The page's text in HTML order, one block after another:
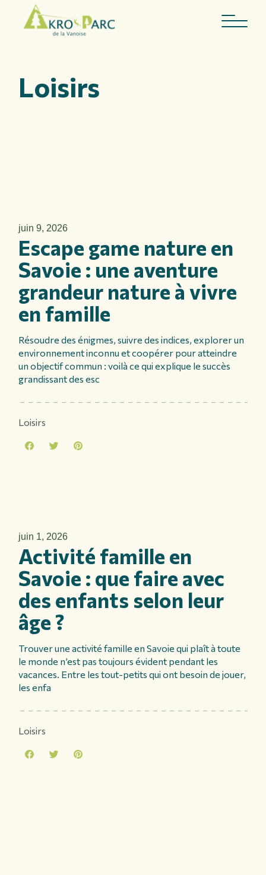
content
Loisirs
juin 9, 2026
Escape game nature en
Savoie : une aventure
grandeur nature à vivre
en famille
Résoudre des énigmes, suivre des indices, explorer un
environnement inconnu et coopérer pour atteindre
un objectif commun : voilà ce qui explique le succès
grandissant des esc
Loisirs
juin 1, 2026
Activité famille en
Savoie : que faire avec
des enfants selon leur
âge ?
Trouver une activité famille en Savoie qui plaît à toute
le monde n’est pas toujours évident pendant les
vacances. Entre les tout-petits qui ont besoin de jouer,
les enfa
Loisirs